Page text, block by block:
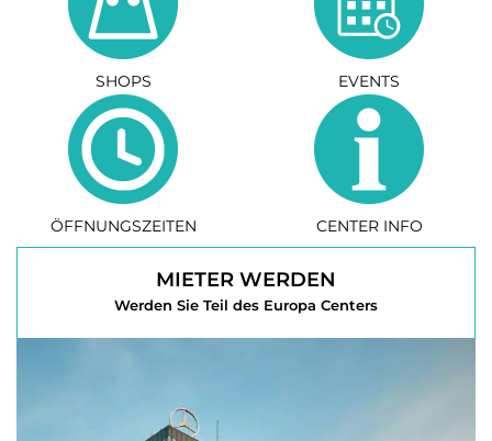
SHOPS EVENTS
ÖFFNUNGSZEITEN CENTER INFO
MIETER WERDEN
Werden Sie Teil des Europa Centers